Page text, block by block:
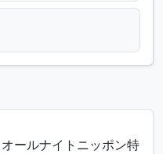
ールナイトニッポン特